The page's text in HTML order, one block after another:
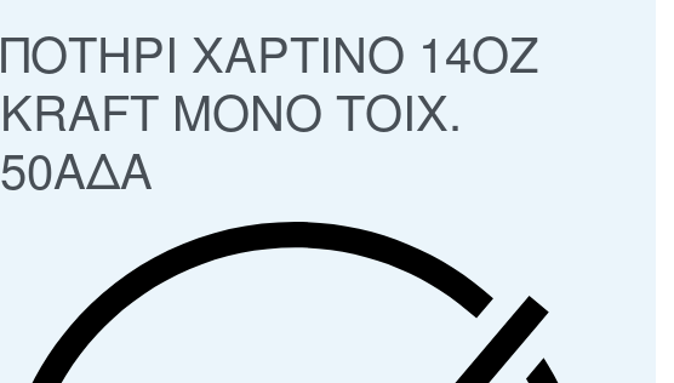
ΠΟΤΗΡΙ ΧΑΡΤΙΝΟ 14ΟΖ
KRAFT ΜΟΝΟ ΤΟΙΧ.
50ΑΔΑ